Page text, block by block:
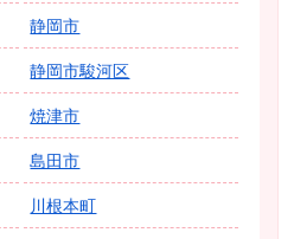
静岡市
静岡市駿河区
焼津市
島田市
川根本町